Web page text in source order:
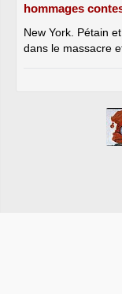
hommages
New York. Pétain
dans le massacre